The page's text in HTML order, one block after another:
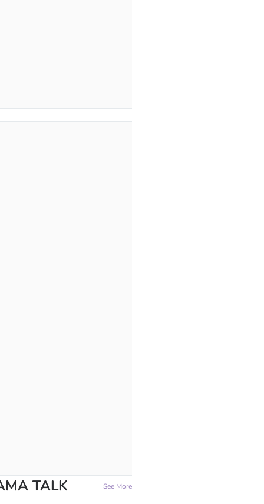
TALK See More